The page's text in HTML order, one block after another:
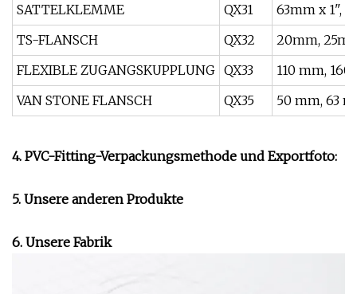
SATTELKLEMME QX31
63mm x 1",
TS-FLANSCH
QX32
20mm,
FLEXIBLE ZUGANGSKUPPLUNG QX33
110 mm,
VAN STONE FLANSCH
QX35 50 mm, 63
4. PVC-Fitting-Verpackungsmethode und Exportfoto:
5. Unsere anderen Produkte
6. Unsere Fabrik